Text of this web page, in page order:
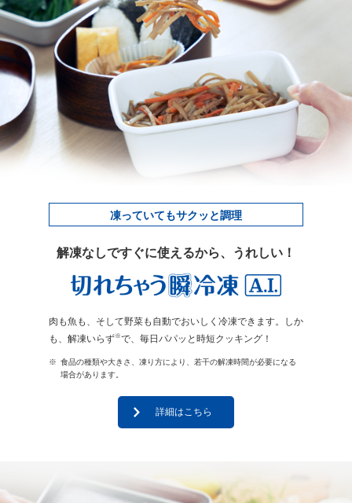
凍っていてもサクッと調理
解凍なしですぐに使えるから、うれしい！
肉も魚も、そして野菜も自動でおいしく冷凍できます。しか
も、解凍いらず※で、毎日パパッと時短クッキング！
※ 食品の種類や大きさ、凍り方により、若干の解凍時間が必要になる
場合があります。
詳細はこちら